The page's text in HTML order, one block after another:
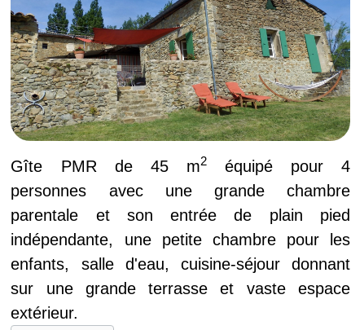
Gîte PMR de 45 m2équipé pour 4
personnes avec une grande chambre
parentale et son entrée de plain pied
indépendante, une petite chambre pour les
enfants, salle d'eau, cuisine-séjour donnant
sur une grande terrasse et vaste espace
extérieur.